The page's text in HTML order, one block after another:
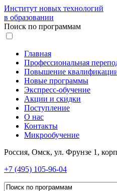
Институт новых технологий
в образовании
Поиск по программам
Главная
Профессиональная
Повышение
Новые программы
Экспресс-обучение
Акции и скидки
Поступление
О нас
Контакты
Микрообучение
Россия, Омск, ул. Фрунзе 1,
+7 (495) 105-96-04